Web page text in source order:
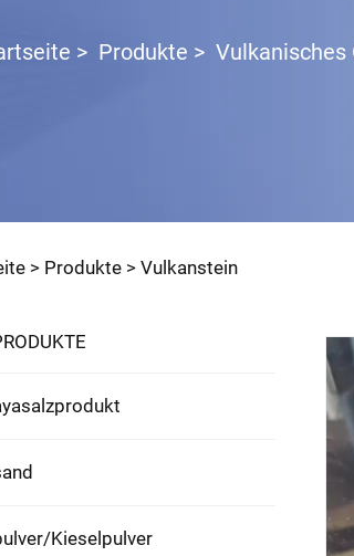
> Produkte > Vulkanisches
> Produkte > Vulkanstein
Kieselpulver